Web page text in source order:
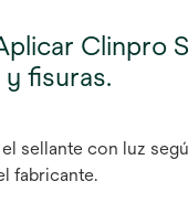
Clinpro
y fisuras.